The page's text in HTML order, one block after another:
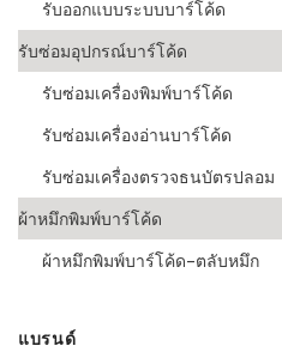
รับออกแบบระบบบาร์โค้ด
รับซ่อมอุปกรณ์บาร์โค้ด
รับซ่อมเครื่องพิมพ์บาร์โค้ด
รับซ่อมเครื่องอ่านบาร์โค้ด
รับซ่อมเครื่องตรวจธนบัตรปลอม
ผ้าหมึกพิมพ์บาร์โค้ด
ผ้าหมึกพิมพ์บาร์โค้ด-ตลับหมึก
แบรนด์